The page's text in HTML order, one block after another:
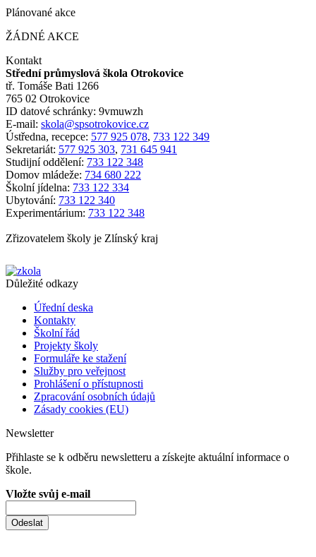
Plánované akce
ŽÁDNÉ AKCE
Kontakt
Střední průmyslová škola Otrokovice
tř. Tomáše Bati 1266
765 02 Otrokovice
ID datové schránky: 9vmuwzh
E-mail: skola@spsotrokovice.cz
Ústředna, recepce: 577 925 078, 733 122 349
Sekretariát: 577 925 303, 731 645 941
Studijní oddělení: 733 122 348
Domov mládeže: 734 680 222
Školní jídelna: 733 122 334
Ubytování: 733 122 340
Experimentárium: 733 122 348
Zřizovatelem školy je Zlínský kraj
Důležité odkazy
Úřední deska
Kontakty
Školní řád
Projekty školy
Formuláře ke stažení
Služby pro veřejnost
Prohlášení o přístupnosti
Zpracování osobních údajů
Zásady cookies (EU)
Newsletter
Přihlaste se k odběru newsletteru a získejte aktuální informace o
škole.
Vložte svůj e-mail
Odeslat